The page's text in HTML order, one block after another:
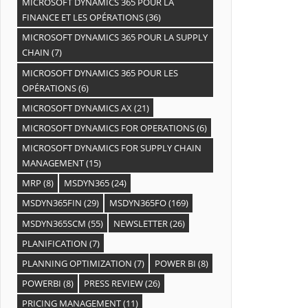
FINANCE ET LES OPÉRATIONS(36)
MICROSOFT DYNAMICS 365 POUR LA SUPPLY
CHAIN (7)
MICROSOFT DYNAMICS 365 POUR LES
OPÉRATIONS(6)
MICROSOFT DYNAMICS AX(21)
MICROSOFT DYNAMICS FOR OPERATIONS(6)
MICROSOFT DYNAMICS FOR SUPPLY CHAIN
MANAGEMENT(15)
MRP (8) MSDYN365(24)
MSDYN365FIN (29) MSDYN365FO(169)
MSDYN365SCM (55) NEWSLETTER(26)
PLANIFICATION (7)
PLANNING OPTIMIZATION (7) POWER BI (8)
POWERBI (8) PRESS REVIEW(26)
PRICING MANAGEMENT(11)